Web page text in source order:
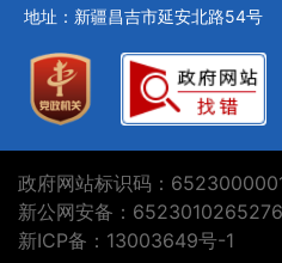
地址：新疆昌吉市延安北路54号
政府网站标识码：
新公网安备：
新ICP备：13003649号-1